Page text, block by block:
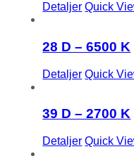
Detaljer Quick
28 D – 6500 K
Detaljer Quick
39 D – 2700 K
Detaljer Quick